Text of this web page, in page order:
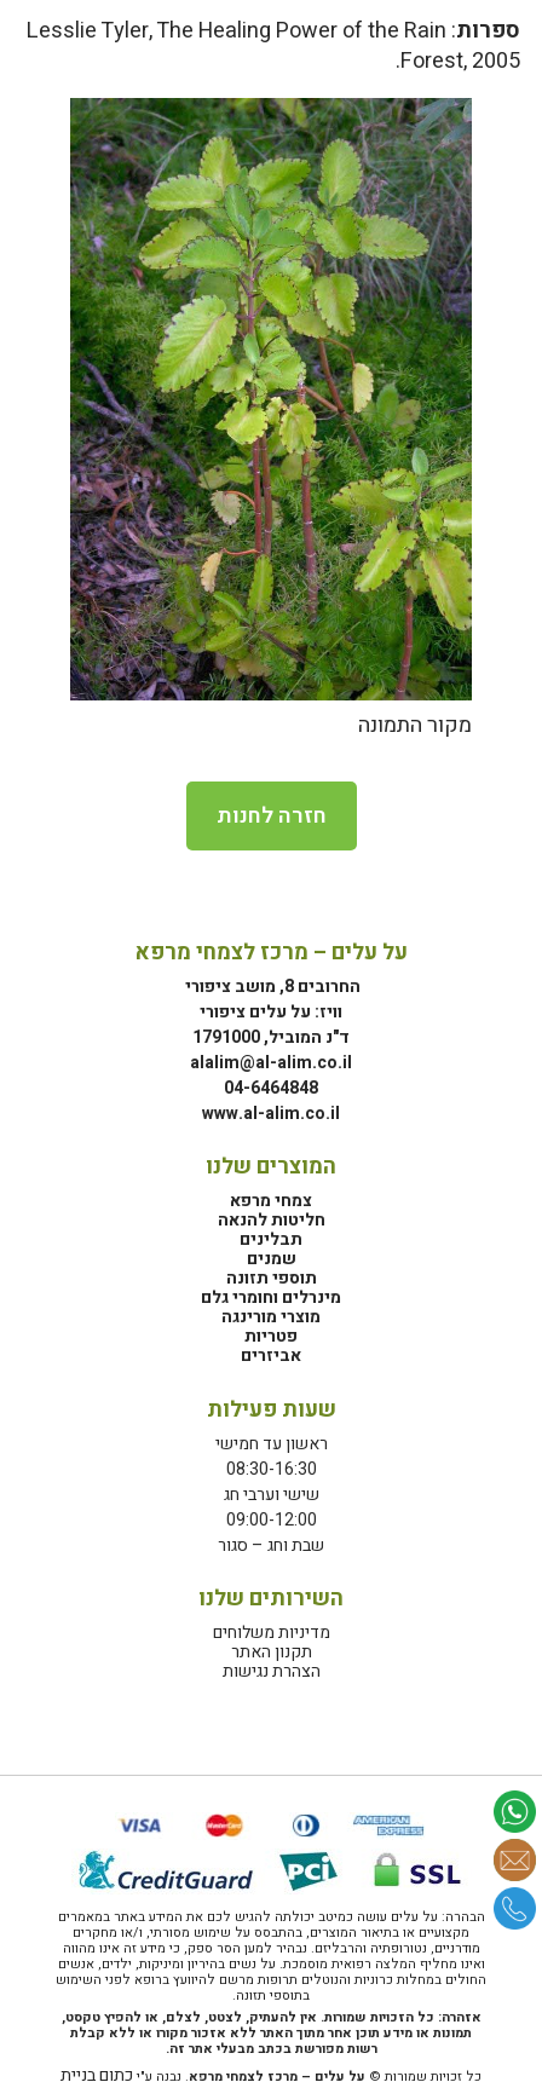
ספרות : Lesslie Tyler, The Healing Power of the Rain
Forest, 2005.
מקור התמונה
חזרה לחנות
על עלים – מרכז לצמחי מרפא
החרובים 8, מושב ציפורי
וויז: על עלים ציפורי
ד"נ המוביל, 1791000
alalim@al-alim.co.il
04-6464848
www.al-alim.co.il
המוצרים שלנו
צמחי מרפא
חליטות להנאה
תבלינים
שמנים
תוספי תזונה
מינרלים וחומרי גלם
מוצרי מורינגה
פטריות
אביזרים
שעות פעילות
ראשון עד חמישי
08:30-16:30
שישי וערבי חג
09:00-12:00
שבת וחג – סגור
השירותים שלנו
מדיניות משלוחים
תקנון האתר
הצהרת נגישות
הבהרה: על עלים עושה כמיטב יכולתה להגיש לכם את המידע באתר במאמרים
מקצועיים או בתיאור המוצרים, בהתבסס על שימוש מסורתי, ו/או מחקרים
מודרניים, נטורופתיה והרבליזם. נבהיר למען הסר ספק, כי מידע זה אינו מהווה
ואינו מחליף המלצה רפואית מוסמכת. על נשים בהיריון ומיניקות, ילדים, אנשים
החולים במחלות כרוניות והנוטלים תרופות מרשם להיוועץ ברופא לפני השימוש
בתוספי תזונה.
אזהרה: כל הזכויות שמורות. אין להעתיק, לצטט, לצלם, או להפיץ טקסט,
תמונות או מידע תוכן אחר מתוך האתר ללא אזכור מקורו או ללא קבלת
רשות מפורשת בכתב מבעלי אתר זה.
כל זכויות שמורות © על עלים – מרכז לצמחי מרפא. נבנה ע"יכתום בניית